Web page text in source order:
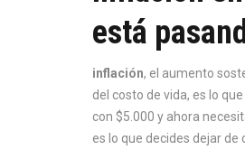
está
inflación, el aumento
del costo de vida, es lo
con $5.000 y ahora
es lo que decides dejar de